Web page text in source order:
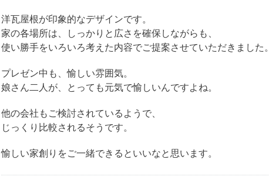
洋瓦屋根が印象的なデザインです。
家の各場所は、しっかりと広さを確保しながらも、
使い勝手をいろいろ考えた内容でご提案させていただきました
プレゼン中も、愉しい雰囲気。
娘さん二人が、とっても元気で愉しいんですよね。
他の会社もご検討されているようで、
じっくり比較されるそうです。
愉しい家創りをご一緒できるといいなと思います。